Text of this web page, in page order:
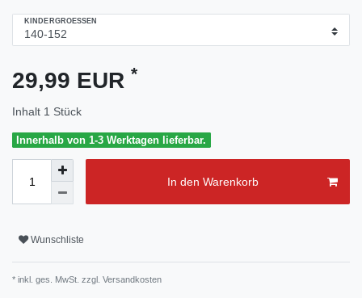
KINDERGROESSEN
29,99 EUR *
Inhalt 1 Stück
Innerhalb von 1-3 Werktagen lieferbar.
In den Warenkorb
Wunschliste
* inkl. ges. MwSt. zzgl. Versandkosten